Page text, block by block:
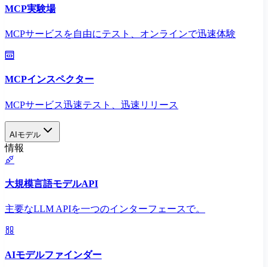
MCP実験場
MCPサービスを自由にテスト、オンラインで迅速体験
MCPインスペクター
MCPサービス迅速テスト、迅速リリース
AIモデル
情報
大規模言語モデルAPI
主要なLLM APIを一つのインターフェースで。
AIモデルファインダー